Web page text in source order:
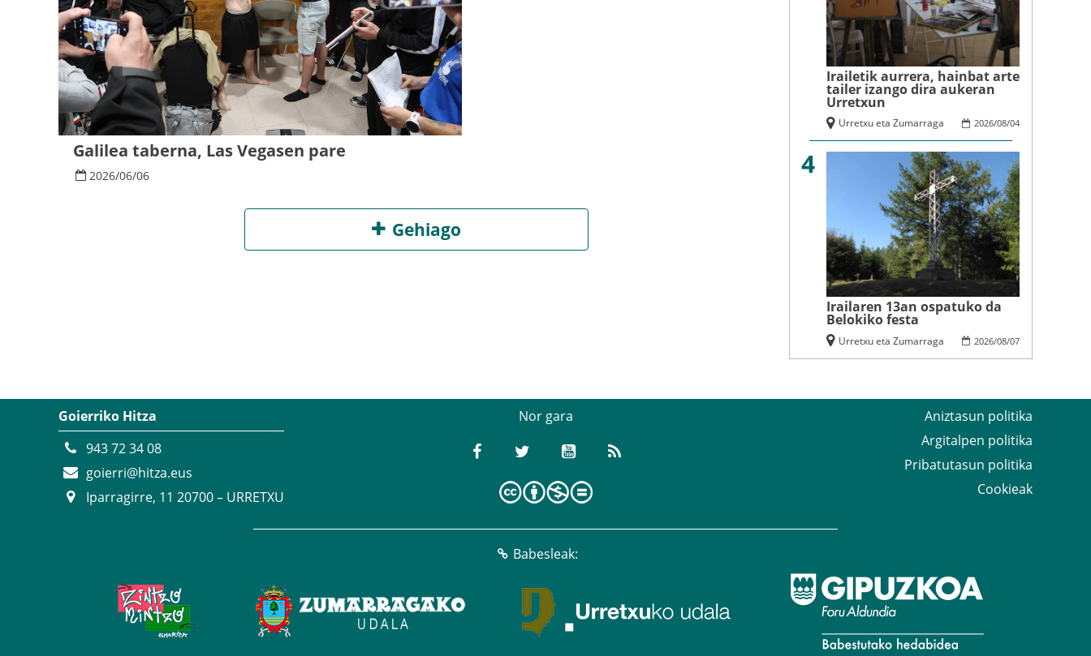
Galilea taberna, Las Vegasen pare
2026/06/06
Gehiago
Irailetik aurrera, hainbat arte
tailer izango dira aukeran
Urretxun
2026/08/04
Urretxu eta Zumarraga
4
Irailaren 13an ospatuko da
Belokiko festa
2026/08/07
Urretxu eta Zumarraga
Goierriko Hitza
943 72 34 08
goierri@hitza.eus
Iparragirre, 11 20700 – URRETXU
Nor gara
Aniztasun politika
Argitalpen politika
Pribatutasun politika
Cookieak
Babesleak: